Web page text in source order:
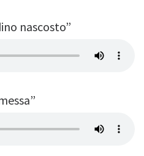
nascosto”